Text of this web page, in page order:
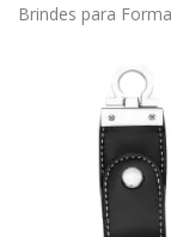
Brindes para